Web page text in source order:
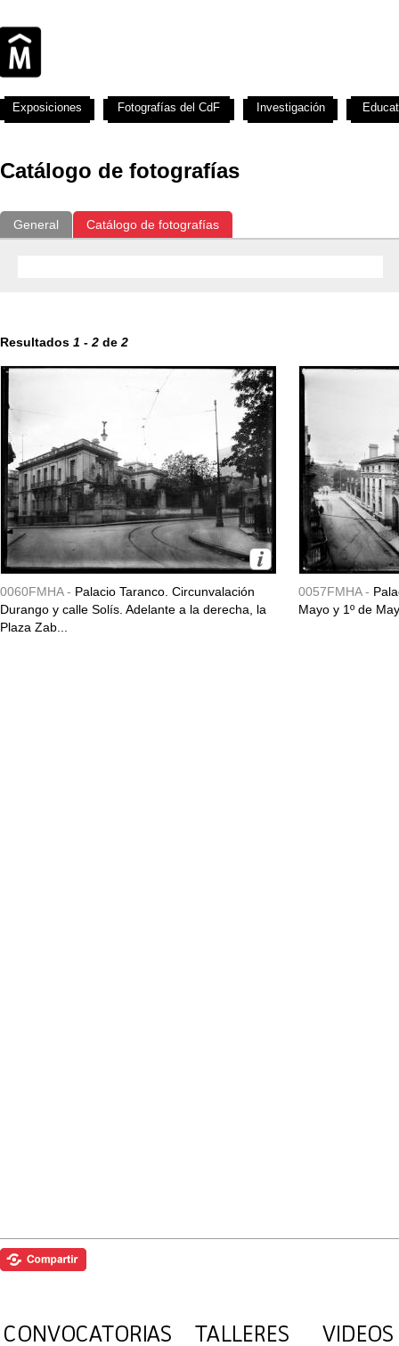
Catálogo de fotografías
General Catálogo de fotografías
Resultados 1 - 2 de 2
0060FMHA - Palacio Taranco. Circunvalación
Durango y calle Solís. Adelante a la derecha, la
Plaza Zab...
0057FMHA -
Mayo y 1º de
Exposiciones Fotografías del CdF Investigación